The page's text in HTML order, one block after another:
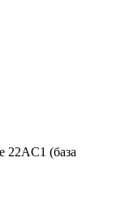
22АC1 (база